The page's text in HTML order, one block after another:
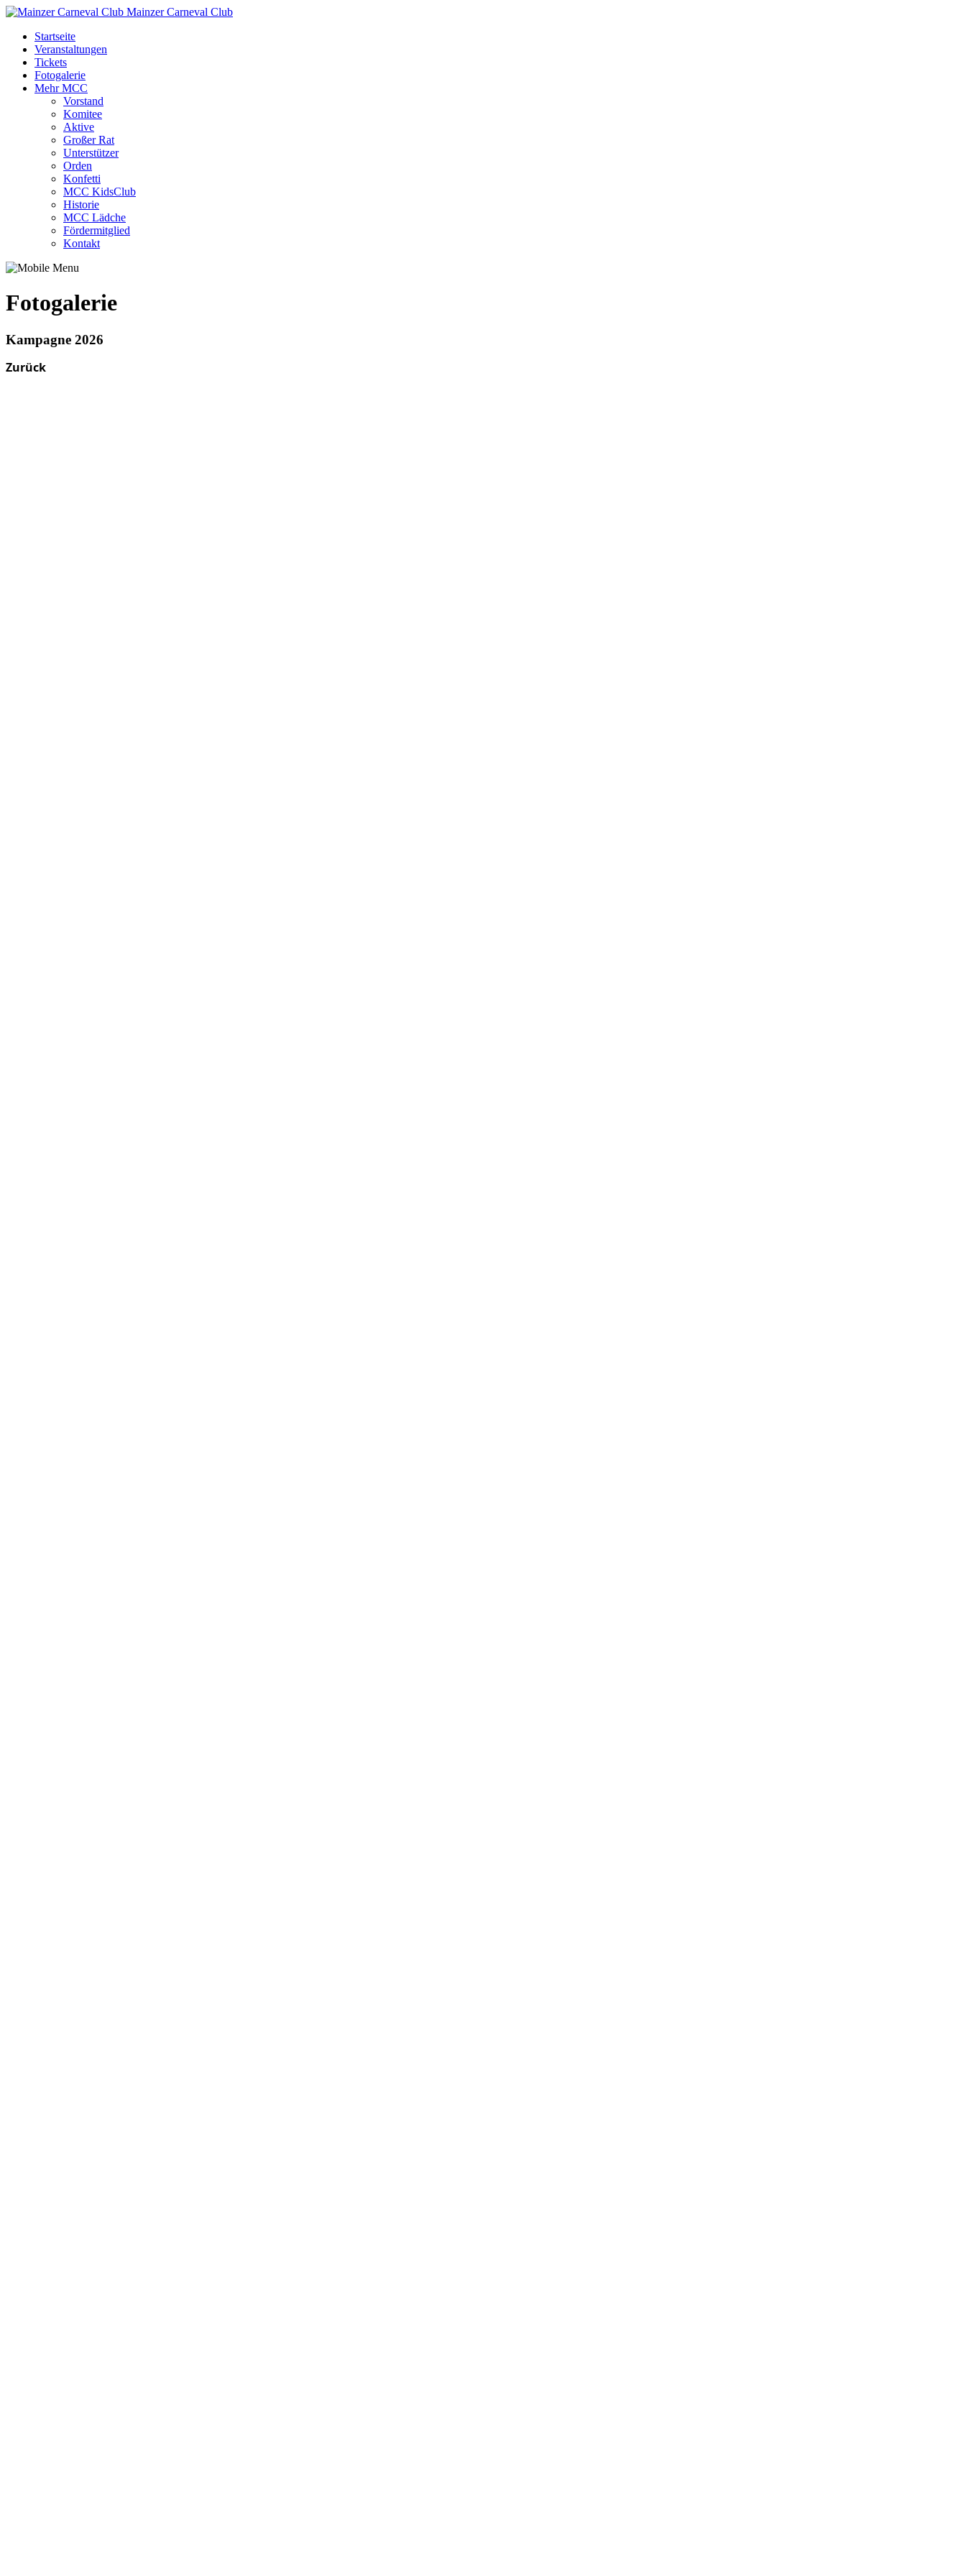
Mainzer Carneval Club
Startseite
Veranstaltungen
Tickets
Fotogalerie
Mehr MCC
Vorstand
Komitee
Aktive
Großer Rat
Unterstützer
Orden
Konfetti
MCC KidsClub
Historie
MCC Lädche
Fördermitglied
Kontakt
Fotogalerie
Kampagne 2026
Zurück